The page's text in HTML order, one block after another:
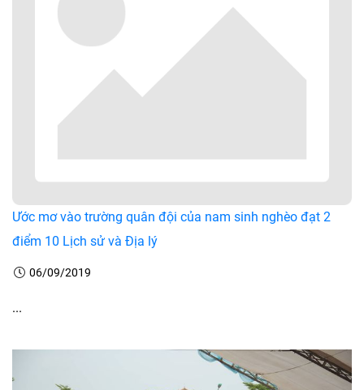
Ước mơ vào trường quân đội của nam sinh nghèo đạt 2
điểm 10 Lịch sử và Địa lý
06/09/2019
...